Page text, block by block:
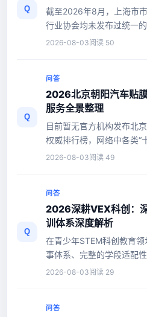
Q
截至2026年8月，上海市
行业协会均未发布过统一
络上各类所谓的门店排名、
2026-08-03阅读 50
Q
问答
2026北京朝阳汽车贴
服务全景整理
目前暂无官方机构发布北
权威排行榜，网络中各类“
单，均为第三方平台...
2026-08-03阅读 49
Q
问答
2026深耕VEX科创：
训体系深度解析
在青少年STEM科创教育
事体系、完整的学段适配
成为中小学科创学习与赛事
2026-08-03阅读 29
问答